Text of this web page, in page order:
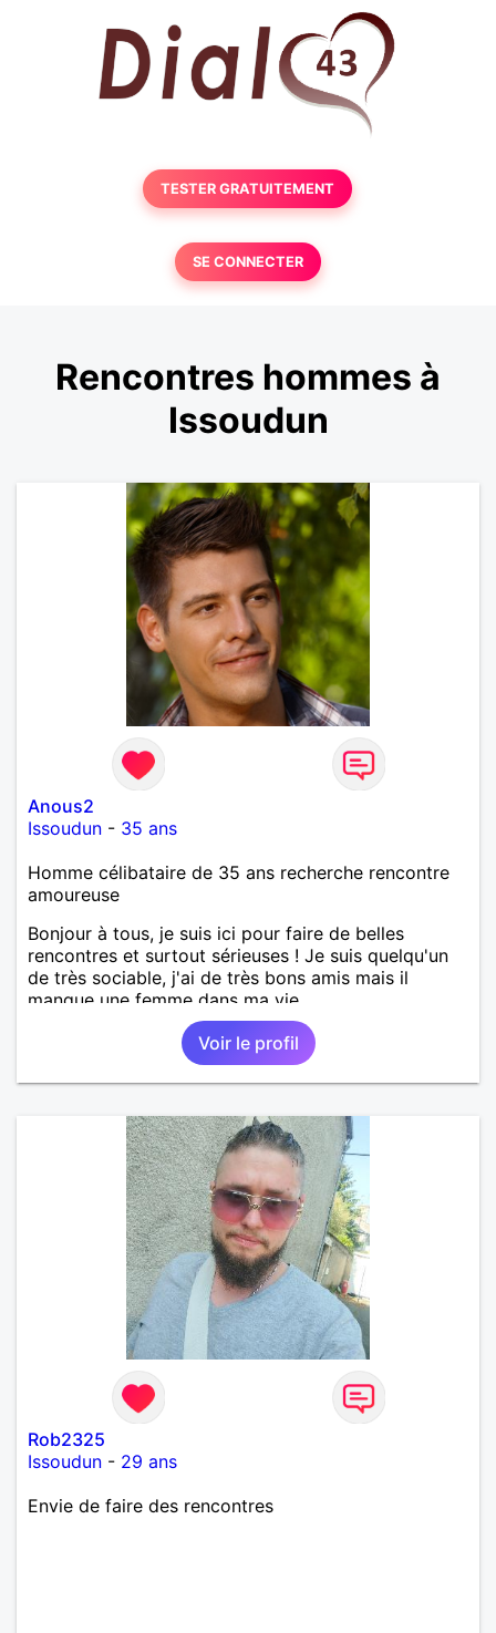
TESTER GRATUITEMENT
SE CONNECTER
Rencontres hommes à
Issoudun
Anous2
Issoudun - 35 ans
Homme célibataire de 35 ans recherche rencontre
amoureuse
Bonjour à tous, je suis ici pour faire de belles
rencontres et surtout sérieuses ! Je suis quelqu'un
de très sociable, j'ai de très bons amis mais il
manque une femme dans ma vie.
Voir le profil
Rob2325
Issoudun - 29 ans
Envie de faire des rencontres